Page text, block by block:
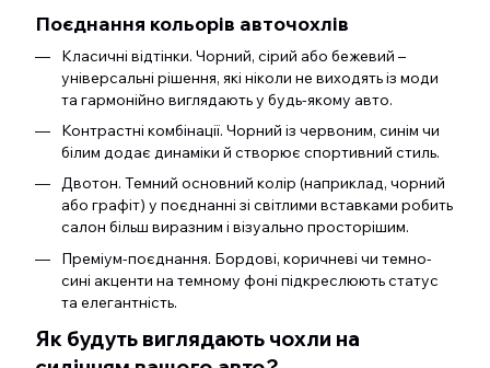
Поєднання кольорів авточохлів
Класичні відтінки. Чорний, сірий або бежевий –
універсальні рішення, які ніколи не виходять із моди
та гармонійно виглядають у будь-якому авто.
Контрастні комбінації. Чорний із червоним, синім чи
білим додає динаміки й створює спортивний стиль.
Двотон. Темний основний колір (наприклад, чорний
або графіт) у поєднанні зі світлими вставками робить
салон більш виразним і візуально просторішим.
Преміум-поєднання. Бордові, коричневі чи темно-
сині акценти на темному фоні підкреслюють статус
та елегантність.
Як будуть виглядають чохли на